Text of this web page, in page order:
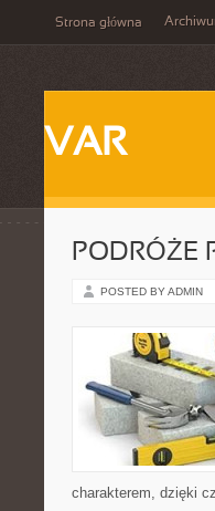
Strona główna
VAR
PODRÓŻE
POSTED BY ADMIN
charakterem, dzięki